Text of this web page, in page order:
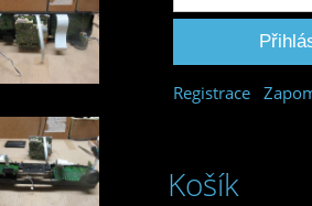
Registrace
Košík